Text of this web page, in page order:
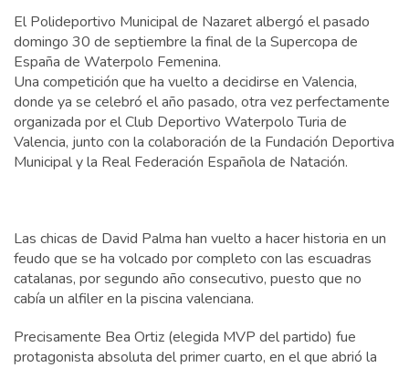
El Polideportivo Municipal de Nazaret albergó el pasado
domingo 30 de septiembre la final de la Supercopa de
España de Waterpolo Femenina.
Una competición que ha vuelto a decidirse en Valencia,
donde ya se celebró el año pasado, otra vez perfectamente
organizada por el Club Deportivo Waterpolo Turia de
Valencia, junto con la colaboración de la Fundación Deportiva
Municipal y la Real Federación Española de Natación.
Las chicas de David Palma han vuelto a hacer historia en un
feudo que se ha volcado por completo con las escuadras
catalanas, por segundo año consecutivo, puesto que no
cabía un alfiler en la piscina valenciana.
Precisamente Bea Ortiz (elegida MVP del partido) fue
protagonista absoluta del primer cuarto, en el que abrió la